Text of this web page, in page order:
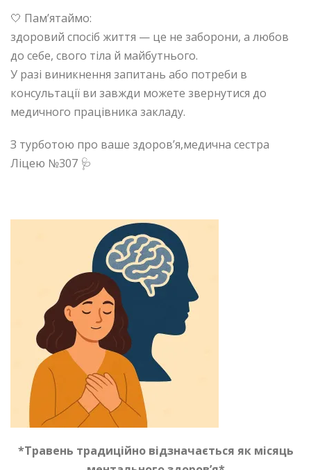
🤍 Пам’ятаймо:
здоровий спосіб життя — це не заборони, а любов
до себе, свого тіла й майбутнього.
У разі виникнення запитань або потреби в
консультації ви завжди можете звернутися до
медичного працівника закладу.
З турботою про ваше здоров’я,медична сестра
Ліцею №307 🩺
*Травень традиційно відзначається як місяць